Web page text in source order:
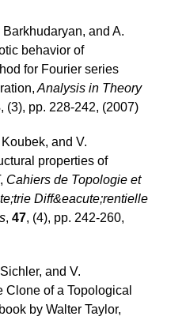
and A.
behavior of
for Fourier series
, Analysis in Theory
, (3), pp. 228-242, (2007)
and V.
properties of
, Cahiers de Topologie et
Diff&eacute;rentielle
, 47, (4), pp. 242-260,
and V.
Clone of a Topological
by Walter Taylor,